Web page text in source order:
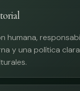
humana,
y una política